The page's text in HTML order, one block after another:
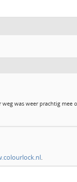
was weer prachtig mee
.